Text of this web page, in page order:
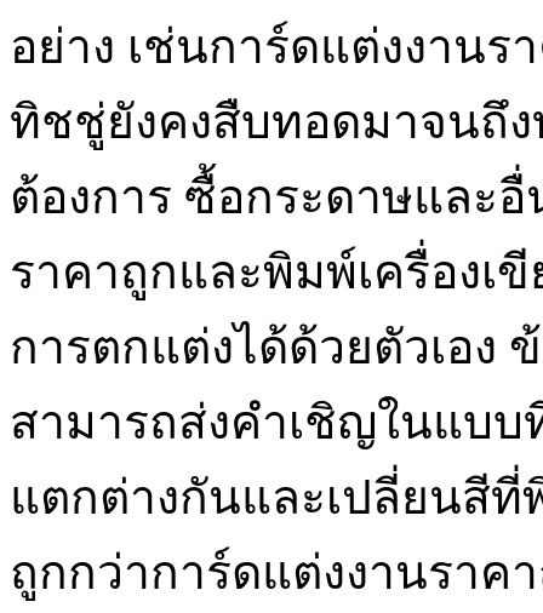
อย่าง เช่นการ์ดแต่งงาน
ทิชชู่ยังคงสืบทอดมาจนถึ
ต้องการ ซื้อกระดาษและ
ราคาถูกและพิมพ์เครื่อง
การตกแต่งได้ด้วยตัวเอง
สามารถส่งคำเชิญในแบ
แตกต่างกันและเปลี่ยนสี
ถูกกว่าการ์ดแต่งงานราค